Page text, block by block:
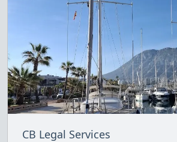
CB Legal Services